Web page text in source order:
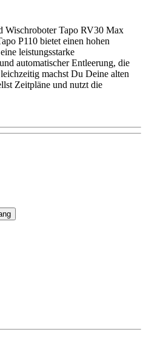
Wischroboter Tapo RV30 Max
P110 bietet einen hohen
leistungsstarke
automatischer Entleerung, die
machst Du Deine alten
Zeitpläne und nutzt die